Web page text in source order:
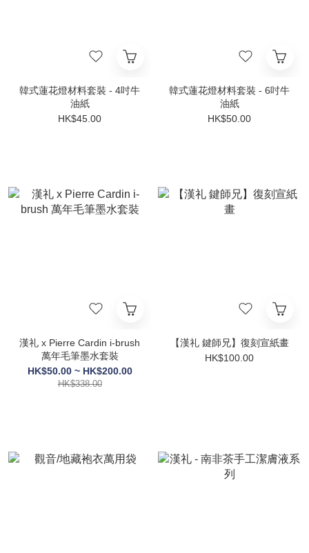
韓式蓮花燈材料套裝 - 4吋牛
油紙
HK$45.00
韓式蓮花燈材料套裝 - 6吋牛
油紙
HK$50.00
漢礼 x Pierre Cardin i-brush
萬年毛筆墨水套裝
HK$50.00 ~ HK$200.00
HK$338.00
【漢礼 鍵師兄】復刻宣紙畫
HK$100.00